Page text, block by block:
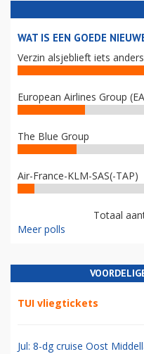
WAT IS EEN GOEDE
Verzin alsjeblieft iets anders
European Airlines Group
The Blue Group
Air-France-KLM-SAS(-TAP)
Totaal
Meer polls
TUI vliegtickets
Jul: 8-dg cruise Oost